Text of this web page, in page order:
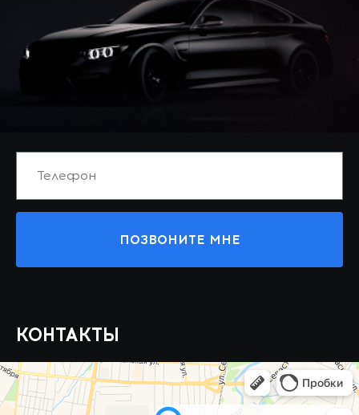
ПОЗВОНИТЕ МНЕ
КОНТАКТЫ